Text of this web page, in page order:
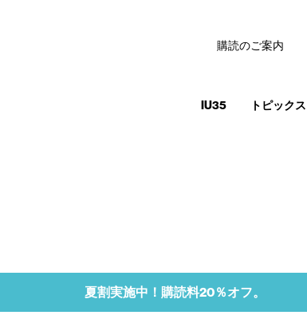
IU35 トピックス
購読のご案内
夏割実施中！購読料20％オフ。